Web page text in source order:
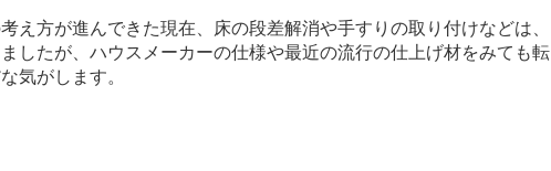
え方が進んできた現在、床の段差解消や手すりの取り付けなどは、
したが、ハウスメーカーの仕様や最近の流行の仕上げ材をみても転
気がします。